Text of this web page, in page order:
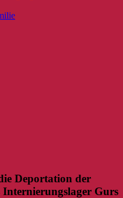
Deportation der
Gurs